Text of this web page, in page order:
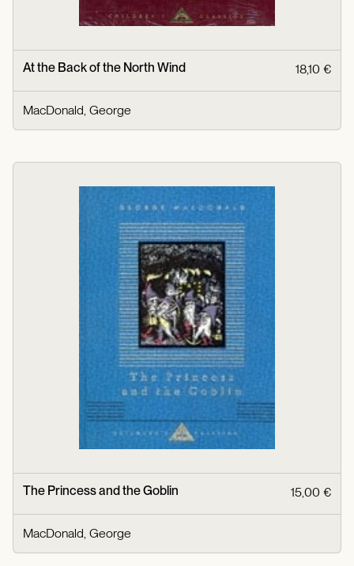
At the Back of the North Wind 18,10 €
MacDonald, George
The Princess and the Goblin 15,00 €
MacDonald, George